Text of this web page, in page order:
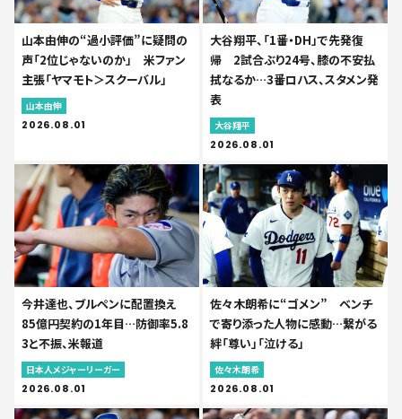
山本由伸の“過小評価”に疑問の
声「2位じゃないのか」 米ファン
主張「ヤマモト＞スクーバル」
山本由伸
2026.08.01
大谷翔平、「1番・DH」で先発復
帰 2試合ぶり24号、膝の不安払
拭なるか…3番ロハス、スタメン発
表
大谷翔平
2026.08.01
今井達也、ブルペンに配置換え
85億円契約の1年目…防御率5.8
3と不振、米報道
日本人メジャーリーガー
2026.08.01
佐々木朗希に“ゴメン” ベンチ
で寄り添った人物に感動…繋がる
絆「尊い」「泣ける」
佐々木朗希
2026.08.01